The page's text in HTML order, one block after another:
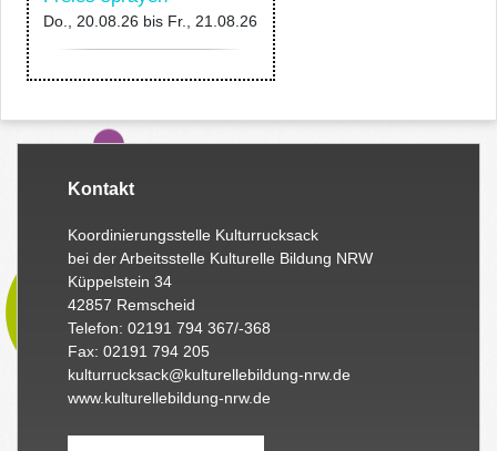
Do., 20.08.26 bis Fr., 21.08.26
Kontakt
Koordinierungsstelle Kulturrucksack
bei der Arbeitsstelle Kulturelle Bildung NRW
Küppelstein 34
42857 Remscheid
Telefon: 02191 794 367/-368
Fax: 02191 794 205
kulturrucksack@kulturellebildung-nrw.de
www.kulturellebildung-nrw.de